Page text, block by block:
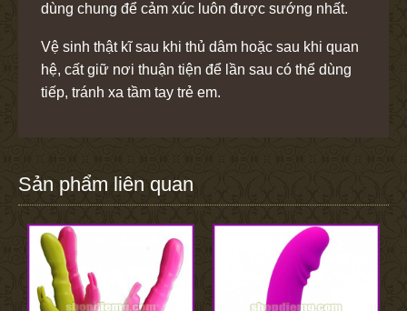
dùng chung để cảm xúc luôn được sướng nhất.
Vệ sinh thật kĩ sau khi thủ dâm hoặc sau khi quan
hệ, cất giữ nơi thuận tiện để lần sau có thể dùng
tiếp, tránh xa tầm tay trẻ em.
Sản phẩm liên quan